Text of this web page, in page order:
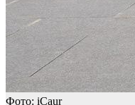
Фото: iCaur